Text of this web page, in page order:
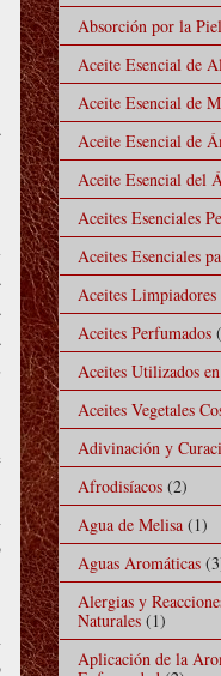
Absorción por la
Aceite Esencial de
Aceite Esencial de
Aceite Esencial de
Aceite Esencial del
Aceites Esenciales
Aceites Esenciales
Aceites
Aceites Perfumados
Aceites Utilizados
Aceites Vegetales
Adivinación y
Afrodisíacos (2)
Agua de Melisa (1)
Aguas Aromáticas
Alergias y
Naturales (1)
Aplicación de la